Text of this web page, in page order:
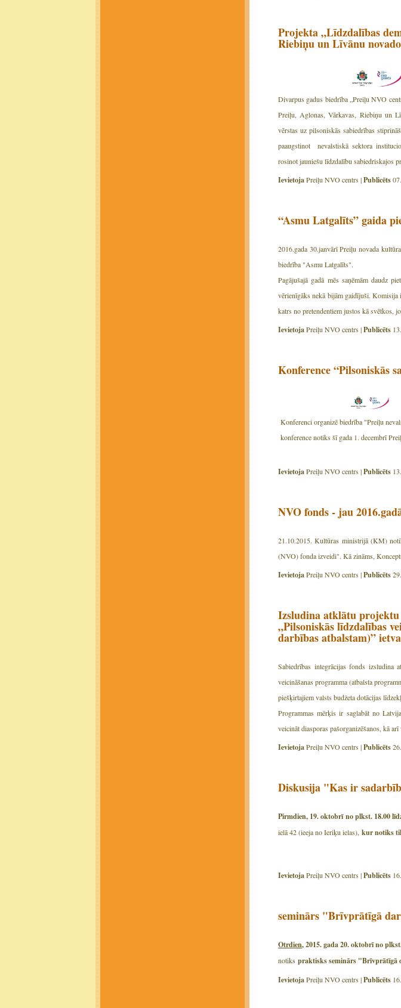
Projekta „Līdzdalības
Riebiņu un Līvānu
Divarpus gadus biedrība „Preiļu NVO
Preiļu, Aglonas, Vārkavas, Riebiņu un
vērstas uz pilsoniskās sabiedrības
paaugstinot nevalstiskā sektora
rosinot jauniešu līdzdalību sabiedriskajos
IevietojaPreiļu NVO centrs |Publicēts
“Asmu Latgalīts” gaida
2016.gada 30.janvārī Preiļu novada
biedrība "Asmu Latgalīts".
Pagājušajā gadā mēs saņēmām daudz
vērienīgāks nekā bijām gaidījuši. Komisija
katrs no pretendentiem justos kā svētkos,
IevietojaPreiļu NVO centrs |Publicēts
Konference “Pilsoniskās
Konferenci organizē biedrība "Preiļu
konference notiks šī gada 1. decembrī
IevietojaPreiļu NVO centrs |Publicēts
NVO fonds - jau
21.10.2015. Kultūras ministrijā (KM)
(NVO) fonda izveidi". Kā zināms,
IevietojaPreiļu NVO centrs |Publicēts
Izsludina atklātu projektu
„Pilsoniskās līdzdalības
darbības atbalstam)”
Sabiedrības integrācijas fonds izsludina
veicināšanas programma (atbalsta
piešķirtajiem valsts budžeta dotācijas
Programmas mērķis ir saglabāt no
veicināt diasporas pašorganizēšanos, kā
IevietojaPreiļu NVO centrs |Publicēts
Diskusija "Kas ir
Pirmdien, 19. oktobrī no plkst. 18.00
ielā 42 (ieeja no Ieriķu ielas), kur notiks
IevietojaPreiļu NVO centrs |Publicēts
seminārs "Brīvprātīgā
Otrdien, 2015. gada 20. oktobrī no
notiks praktisks seminārs "Brīvprātīgā
IevietojaPreiļu NVO centrs |Publicēts